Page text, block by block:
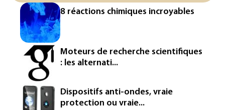
météorologiques)
Paris : une trentaine de membres d'un
canal Telegram masculiniste convoqués
devant la justice
Jeux vidéo: le très attendu "GTA VI"
promet d'en dévoiler plus sur Netflix le
27 août
8 réactions chimiques incroyables
Moteurs de recherche scientifiques
: les alternati...
Dispositifs anti-ondes, vraie
protection ou vraie...